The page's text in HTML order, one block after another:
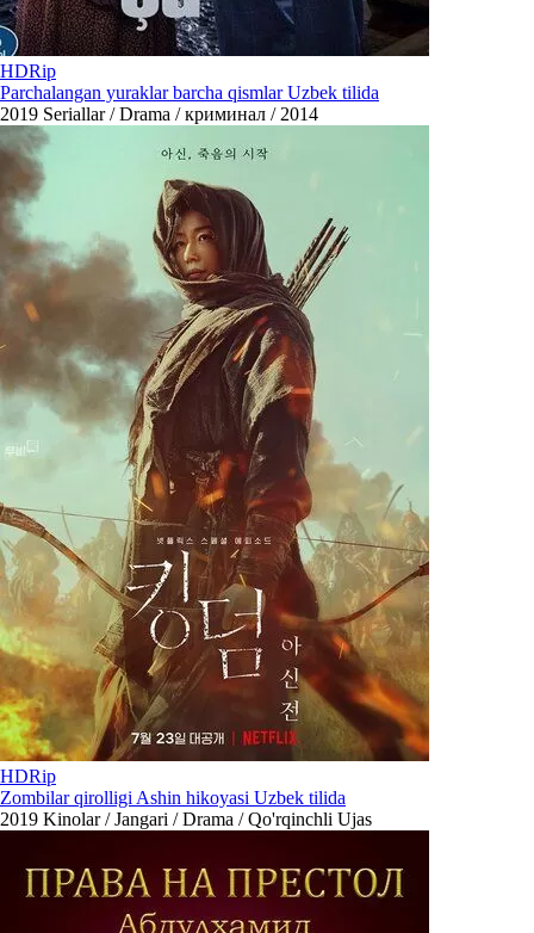
HDRip
Parchalangan yuraklar barcha qismlar Uzbek tilida
2019 Seriallar / Drama / криминал / 2014
HDRip
Zombilar qirolligi Ashin hikoyasi Uzbek tilida
2019 Kinolar / Jangari / Drama / Qo'rqinchli Ujas